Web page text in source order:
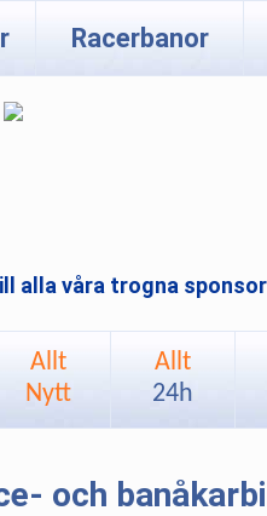
Racerbanor
alla våra trogna
Allt
Nytt
Allt
24h
och